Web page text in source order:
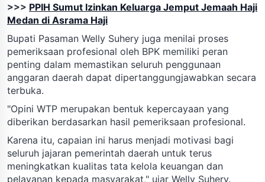
>>> PPIH Sumut Izinkan Keluarga Jemput Jemaah Haji
Medan di Asrama Haji
Bupati Pasaman Welly Suhery juga menilai proses
pemeriksaan profesional oleh BPK memiliki peran
penting dalam memastikan seluruh penggunaan
anggaran daerah dapat dipertanggungjawabkan secara
terbuka.
"Opini WTP merupakan bentuk kepercayaan yang
diberikan berdasarkan hasil pemeriksaan profesional.
Karena itu, capaian ini harus menjadi motivasi bagi
seluruh jajaran pemerintah daerah untuk terus
meningkatkan kualitas tata kelola keuangan dan
pelayanan kepada masyarakat," ujar Welly Suhery.